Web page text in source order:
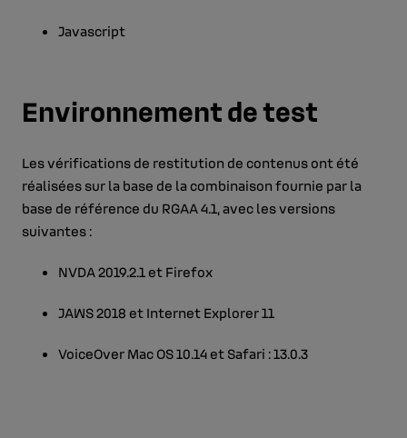
Javascript
Environnement de test
Les vérifications de restitution de contenus ont été
réalisées sur la base de la combinaison fournie par la
base de référence du RGAA 4.1, avec les versions
suivantes :
NVDA 2019.2.1 et Firefox
JAWS 2018 et Internet Explorer 11
VoiceOver Mac OS 10.14 et Safari : 13.0.3